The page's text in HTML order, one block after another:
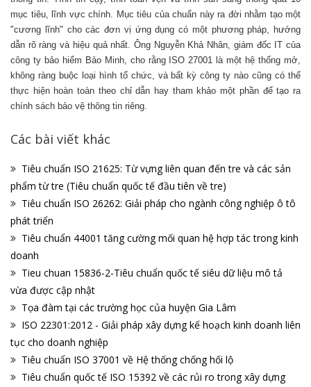
mục tiêu, lĩnh vực chính. Mục tiêu của chuẩn này ra đời nhằm tạo một
"cương lĩnh" cho các đơn vị ứng dụng có một phương pháp, hướng
dẫn rõ ràng và hiệu quả nhất. Ông Nguyễn Khả Nhân, giám đốc IT của
công ty bảo hiểm Bảo Minh, cho rằng ISO 27001 là một hệ thống mở,
không ràng buộc loại hình tổ chức, và bất kỳ công ty nào cũng có thể
thực hiện hoàn toàn theo chỉ dẫn hay tham khảo một phần để tạo ra
chính sách bảo vệ thông tin riêng.
Các bài viết khác
Tiêu chuẩn ISO 21625: Từ vựng liên quan đến tre và các sản
phẩm từ tre (Tiêu chuẩn quốc tế đầu tiên về tre)
Tiêu chuẩn ISO 26262: Giải pháp cho ngành công nghiệp ô tô
phát triển
Tiêu chuẩn 44001 tăng cường mối quan hệ hợp tác trong kinh
doanh
Tieu chuan 15836-2-Tiêu chuẩn quốc tế siêu dữ liệu mô tả
vừa được cập nhật
Tọa đàm tại các trường học của huyện Gia Lâm
ISO 22301:2012 - Giải pháp xây dựng kế hoạch kinh doanh liên
tục cho doanh nghiệp
Tiêu chuẩn ISO 37001 về Hệ thống chống hối lộ
Tiêu chuẩn quốc tế ISO 15392 về các rủi ro trong xây dựng